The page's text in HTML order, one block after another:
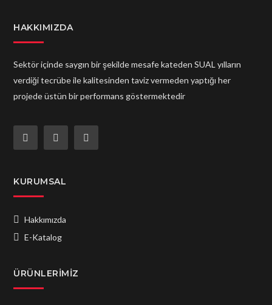
HAKKIMIZDA
Sektör içinde saygın bir şekilde mesafe kateden SUAL yılların
verdiği tecrübe ile kalitesinden taviz vermeden yaptığı her
projede üstün bir performans göstermektedir
KURUMSAL
Hakkımızda
E-Katalog
ÜRÜNLERIMIZ